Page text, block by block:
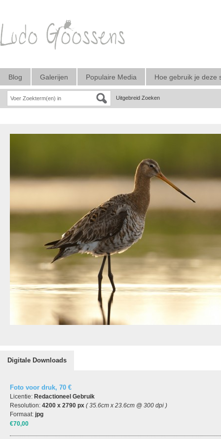
Blog Galerijen Populaire Media Hoe gebruik je deze
Uitgebreid Zoeken
Digitale Downloads
Foto voor druk, 70 €
Licentie: Redactioneel Gebruik
Resolution: 4200 x 2790 px ( 35.6cm x 23.6cm @ 300 dpi )
Formaat: jpg
€70,00